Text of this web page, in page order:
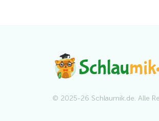
© 2025-26 Schlaumik.de. Alle